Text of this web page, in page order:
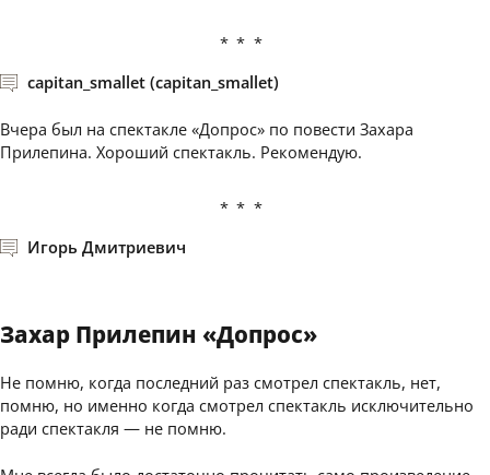
***
capitan_smallet (capitan_smallet)
Вчера был на спектакле «Допрос» по повести Захара
Прилепина. Хороший спектакль. Рекомендую.
***
Игорь Дмитриевич
Захар Прилепин «Допрос»
Не помню, когда последний раз смотрел спектакль, нет,
помню, но именно когда смотрел спектакль исключительно
ради спектакля — не помню.